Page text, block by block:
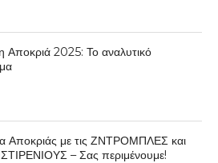
Αποκριά 2025: Το αναλυτικό
Αποκριάς με τις ΖΝΤΡΟΜΠΛΕΣ και
– Σας περιμένουμε!